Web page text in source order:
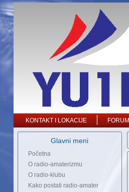
KONTAKT I LOKACIJE FORUM
Glavni meni
Početna
O radio-amaterizmu
O radio-klubu
Kako postati radio-amater